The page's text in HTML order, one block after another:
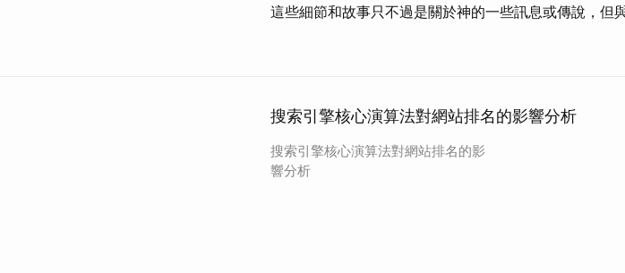
這些細節和故事只不過是關於神的一些訊息或傳說，但
搜索引擎核心演算法對網站排名的影響分析
搜索引擎核心演算法對網站排名的影
響分析